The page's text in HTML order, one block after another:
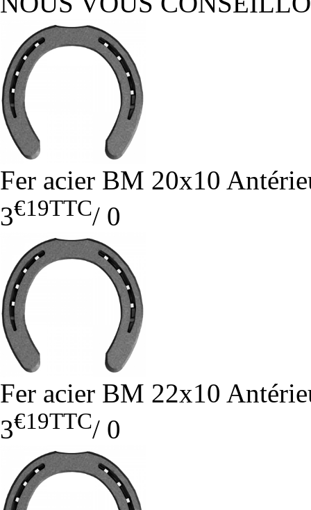
Fer acier BM 20x10
3€19TTC/ 0
Fer acier BM 22x10
3€19TTC/ 0